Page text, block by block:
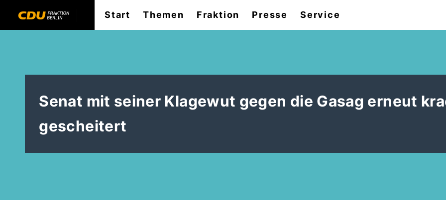
Start Themen Fraktion Presse Service
Senat mit seiner Klagewut gegen die Gasag erneut
gescheitert